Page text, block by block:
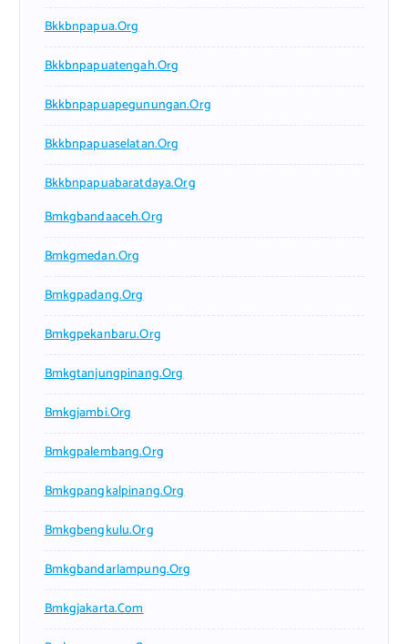
Bkkbnpapua.org
Bkkbnpapuatengah.org
Bkkbnpapuapegunungan.org
Bkkbnpapuaselatan.org
Bkkbnpapuabaratdaya.org
Bmkgbandaaceh.org
Bmkgmedan.org
Bmkgpadang.org
Bmkgpekanbaru.org
Bmkgtanjungpinang.org
Bmkgjambi.org
Bmkgpalembang.org
Bmkgpangkalpinang.org
Bmkgbengkulu.org
Bmkgbandarlampung.org
Bmkgjakarta.com